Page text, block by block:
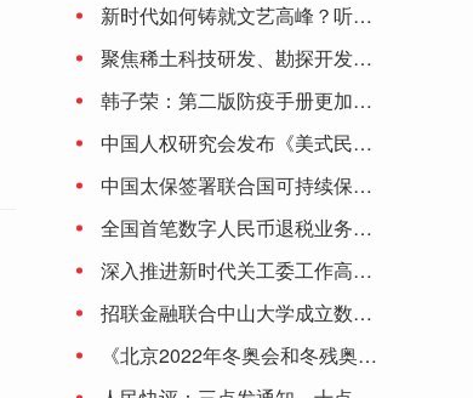
想让孩子更优秀，你绝对不能只有一张“王牌”
新时代如何铸就文艺高峰？听听陈凯歌、李少红、刘劲、颜丙燕、丁亚平怎么说
聚焦稀土科技研发、勘探开发……中国稀土集团有限公司正式成立
韩子荣：第二版防疫手册更加深化细化 将保持防控措施动态调整的灵活性
中国人权研究会发布《美式民主的局限与弊病》研究报告
中国太保签署联合国可持续保险原则和负责任投资原则
全国首笔数字人民币退税业务落地大连
深入推进新时代关工委工作高质量发展
招联金融联合中山大学成立数字金融研究中心 积极助推数字金融产业生态
《北京2022年冬奥会和冬残奥会防疫手册》提出6项原则：涉奥人员闭环管理 建议接种加强针